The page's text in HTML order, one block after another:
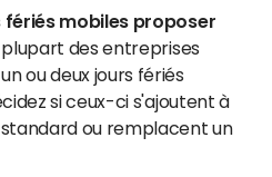
fériés mobiles proposer
plupart des entreprises
ou deux jours fériés
si ceux-ci s'ajoutent à
ou remplacent un